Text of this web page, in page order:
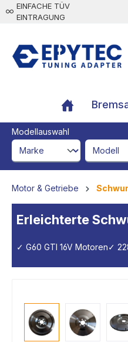
springen
EINFACHE TÜV
EINTRAGUNG
Modellauswahl
brandId
modelId
Motor & Getriebe
Erleichterte
✓ G60 GTI 16V Motoren✓